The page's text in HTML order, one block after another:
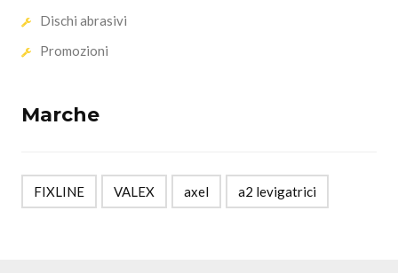
Dischi abrasivi
Promozioni
Marche
FIXLINE VALEX axel a2 levigatrici